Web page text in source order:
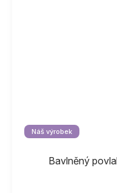
Náš výrobek
Bavlněný